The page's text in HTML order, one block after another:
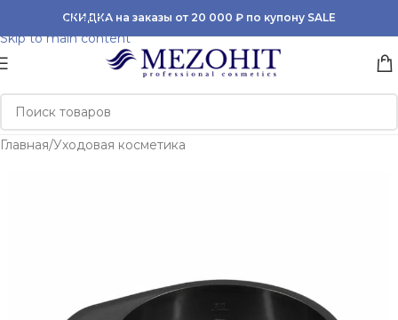
Skip to navigation
Skip to main content
СКИДКА на заказы от 20 000 ₽ по купону SALE
Главная/Уходовая косметика